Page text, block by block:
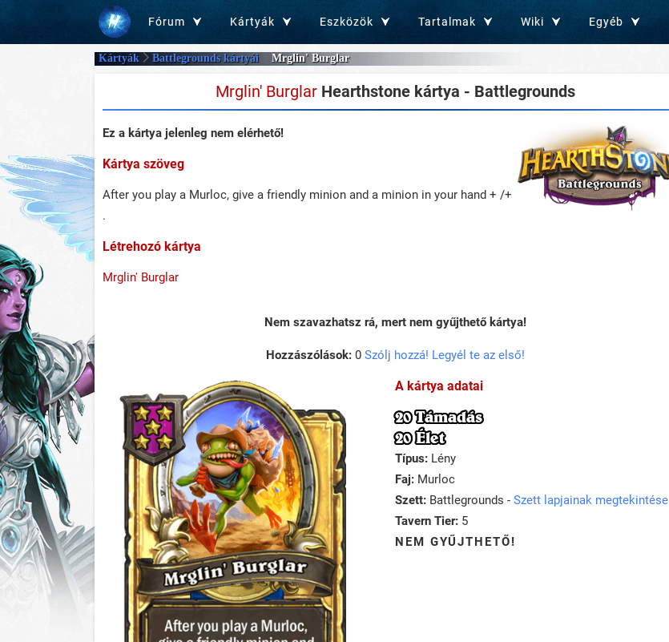
Fórum Kártyák Eszközök Tartalmak Wiki Egyéb
Kártyák Battlegrounds kártyái Mrglin' Burglar
Mrglin' BurglarHearthstone kártya - Battlegrounds
Ez a kártya jelenleg nem elérhető!
Kártya szöveg
After you play a Murloc, give a friendly minion and a minion in your hand + /+
.
Létrehozó kártya
Mrglin' Burglar
Nem szavazhatsz rá, mert nem gyűjthető kártya!
Hozzászólások:0 Szólj hozzá! Legyél te az első!
A kártya adatai
20 Támadás
20 Élet
Típus: Lény
Faj: Murloc
Szett: Battlegrounds - Szett lapjainak megtekintése
Tavern Tier: 5
NEM GYŰJTHETŐ!